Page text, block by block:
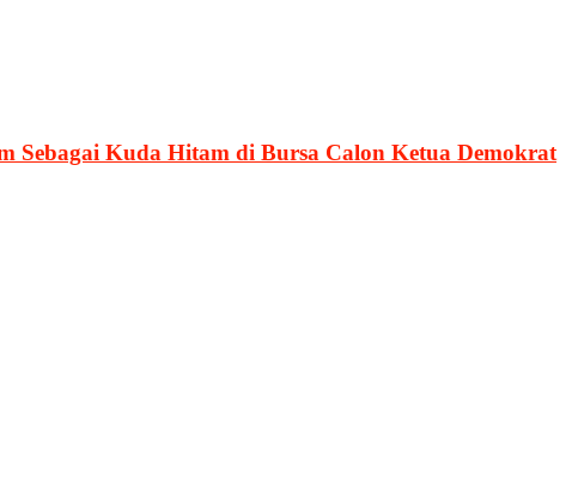
Sebagai Kuda Hitam di Bursa Calon Ketua Demokrat